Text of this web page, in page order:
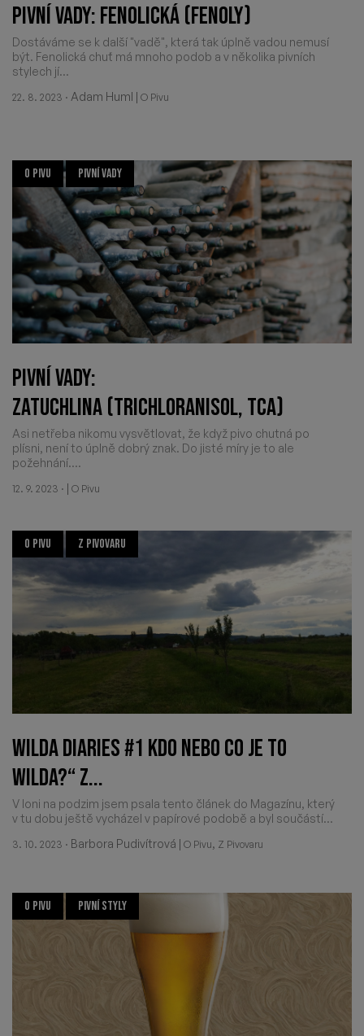
PIVNÍ VADY: FENOLICKÁ (FENOLY)
Dostáváme se k další "vadě", která tak úplně vadou nemusí
být. Fenolická chuť má mnoho podob a v několika pivních
stylech jí...
22. 8. 2023 · Adam Huml | O Pivu
O PIVU PIVNÍ VADY
PIVNÍ VADY:
ZATUCHLINA (TRICHLORANISOL, TCA)
Asi netřeba nikomu vysvětlovat, že když pivo chutná po
plísni, není to úplně dobrý znak. Do jisté míry je to ale
požehnání....
12. 9. 2023 · | O Pivu
O PIVU Z PIVOVARU
WILDA DIARIES #1 KDO NEBO CO JE TO
WILDA?“ Z...
V loni na podzim jsem psala tento článek do Magazínu, který
v tu dobu ještě vycházel v papírové podobě a byl součástí...
3. 10. 2023 · Barbora Pudivítrová | O Pivu, Z Pivovaru
O PIVU PIVNÍ STYLY